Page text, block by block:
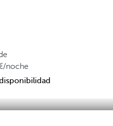
/noche